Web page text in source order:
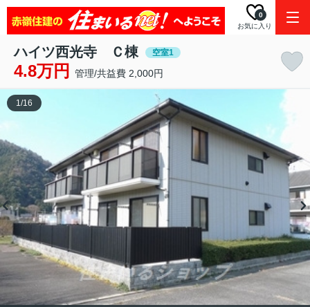
お気に入り
0
ハイツ西光寺 Ｃ棟 空室1
4.8万円 管理/共益費 2,000円
1/16